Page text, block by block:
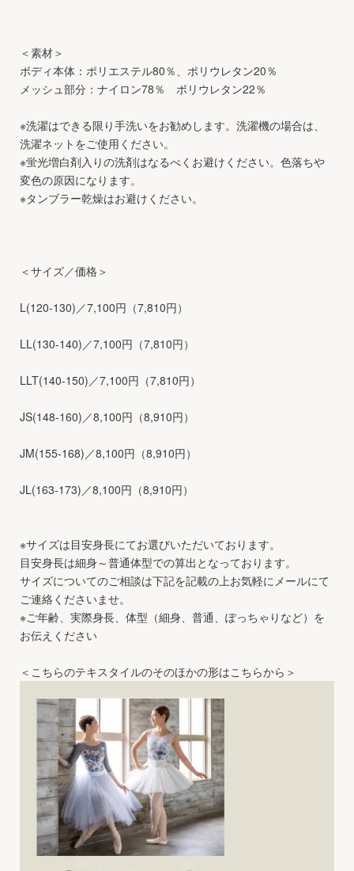
＜素材＞
ボディ本体：ポリエステル80％、ポリウレタン20％
メッシュ部分：ナイロン78％ ポリウレタン22％
※洗濯はできる限り手洗いをお勧めします。洗濯機の場合は、
洗濯ネットをご使用ください。
※蛍光増白剤入りの洗剤はなるべくお避けください。色落ちや
変色の原因になります。
※タンブラー乾燥はお避けください。
＜サイズ／価格＞
L(120-130)／7,100円（7,810円）
LL(130-140)／7,100円（7,810円）
LLT(140-150)／7,100円（7,810円）
JS(148-160)／8,100円（8,910円）
JM(155-168)／8,100円（8,910円）
JL(163-173)／8,100円（8,910円）
※サイズは目安身長にてお選びいただいております。
目安身長は細身～普通体型での算出となっております。
サイズについてのご相談は下記を記載の上お気軽にメールにて
ご連絡くださいませ。
※ご年齢、実際身長、体型（細身、普通、ぽっちゃりなど）を
お伝えください
＜こちらのテキスタイルのそのほかの形はこちらから＞